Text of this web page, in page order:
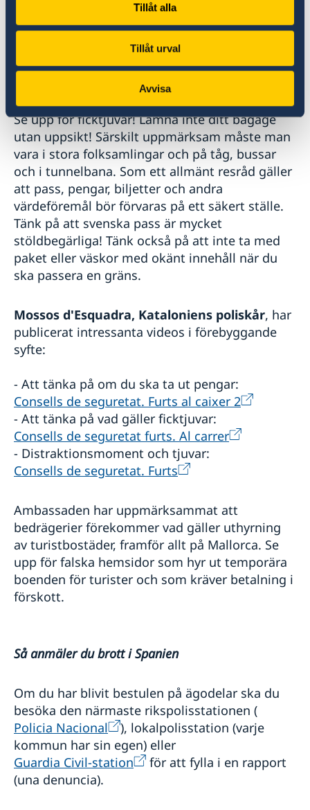
Tillåt alla
Tillåt urval
Avvisa
Rättshjälpsmyndigheten (domstol.se)
Se upp för ficktjuvar! Lämna inte ditt bagage
utan uppsikt! Särskilt uppmärksam måste man
vara i stora folksamlingar och på tåg, bussar
och i tunnelbana. Som ett allmänt resråd gäller
att pass, pengar, biljetter och andra
värdeföremål bör förvaras på ett säkert ställe.
Tänk på att svenska pass är mycket
stöldbegärliga! Tänk också på att inte ta med
paket eller väskor med okänt innehåll när du
ska passera en gräns.
Mossos d'Esquadra, Kataloniens poliskår, har
publicerat intressanta videos i förebyggande
syfte:
- Att tänka på om du ska ta ut pengar:
Consells de seguretat. Furts al caixer 2
- Att tänka på vad gäller ficktjuvar:
Consells de seguretat furts. Al carrer
- Distraktionsmoment och tjuvar:
Consells de seguretat. Furts
Ambassaden har uppmärksammat att
bedrägerier förekommer vad gäller uthyrning
av turistbostäder, framför allt på Mallorca. Se
upp för falska hemsidor som hyr ut temporära
boenden för turister och som kräver betalning i
förskott.
Så anmäler du brott i Spanien
Om du har blivit bestulen på ägodelar ska du
besöka den närmaste rikspolisstationen (
Policia Nacional
), lokalpolisstation (varje
kommun har sin egen) eller
Guardia Civil-station
för att fylla i en rapport
(una denuncia).